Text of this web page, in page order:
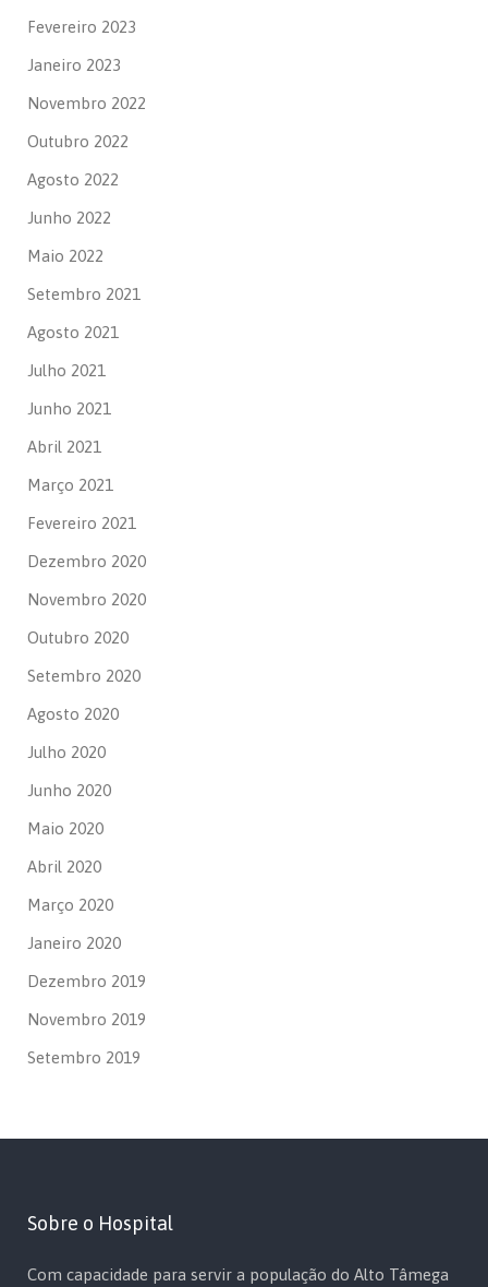
Fevereiro 2023
Janeiro 2023
Novembro 2022
Outubro 2022
Agosto 2022
Junho 2022
Maio 2022
Setembro 2021
Agosto 2021
Julho 2021
Junho 2021
Abril 2021
Março 2021
Fevereiro 2021
Dezembro 2020
Novembro 2020
Outubro 2020
Setembro 2020
Agosto 2020
Julho 2020
Junho 2020
Maio 2020
Abril 2020
Março 2020
Janeiro 2020
Dezembro 2019
Novembro 2019
Setembro 2019
Sobre o Hospital
Com capacidade para servir a população do Alto Tâmega